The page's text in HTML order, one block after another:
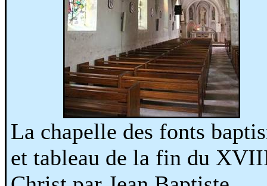
La chapelle des fonts
et tableau de la fin du